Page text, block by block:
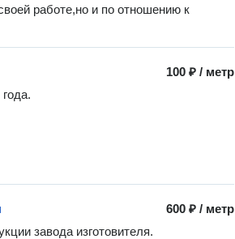
работе,но и по отношению к
100 ₽ / метр
600 ₽ / метр
завода изготовителя.